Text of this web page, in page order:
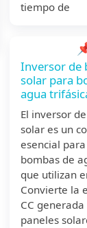
tiempo de
Inversor de
solar para
agua
El inversor
solar es un
esencial
bombas de
que utilizan
Convierte la
CC
paneles